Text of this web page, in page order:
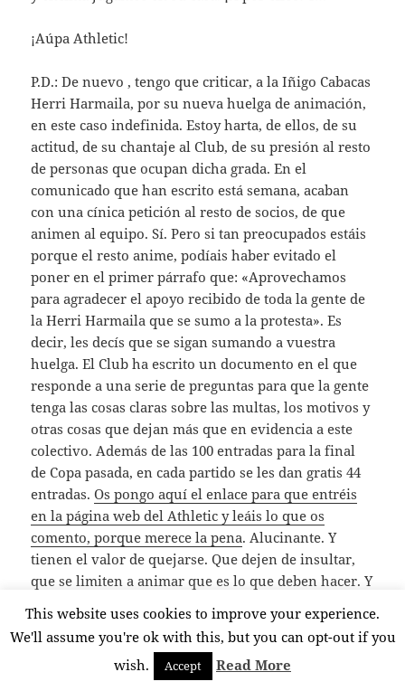
¡Aúpa Athletic!
P.D.: De nuevo , tengo que criticar, a la Iñigo Cabacas
Herri Harmaila, por su nueva huelga de animación,
en este caso indefinida. Estoy harta, de ellos, de su
actitud, de su chantaje al Club, de su presión al resto
de personas que ocupan dicha grada. En el
comunicado que han escrito está semana, acaban
con una cínica petición al resto de socios, de que
animen al equipo. Sí. Pero si tan preocupados estáis
porque el resto anime, podíais haber evitado el
poner en el primer párrafo que: «Aprovechamos
para agradecer el apoyo recibido de toda la gente de
la Herri Harmaila que se sumo a la protesta». Es
decir, les decís que se sigan sumando a vuestra
huelga. El Club ha escrito un documento en el que
responde a una serie de preguntas para que la gente
tenga las cosas claras sobre las multas, los motivos y
otras cosas que dejan más que en evidencia a este
colectivo. Además de las 100 entradas para la final
de Copa pasada, en cada partido se les dan gratis 44
entradas.Os pongo aquí el enlace para que entréis
en la página web del Athletic y leáis lo que os
comento, porque merece la pena. Alucinante. Y
tienen el valor de quejarse. Que dejen de insultar,
que se limiten a animar que es lo que deben hacer. Y
supuesto, que se les quite el descuento por estar ahí,
ya que lo único que hacen es costarle dinero al Club.
Ya me gustaría saber cuántos son. El Athletic sabe
This website uses cookies to improve your experience.
We'll assume you're ok with this, but you can opt-out if you
wish.
Accept Read More